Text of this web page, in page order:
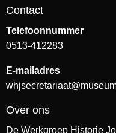
Contact
Telefoonnummer
0513-412283
E-mailadres
Over ons
De Werkgroep Historie